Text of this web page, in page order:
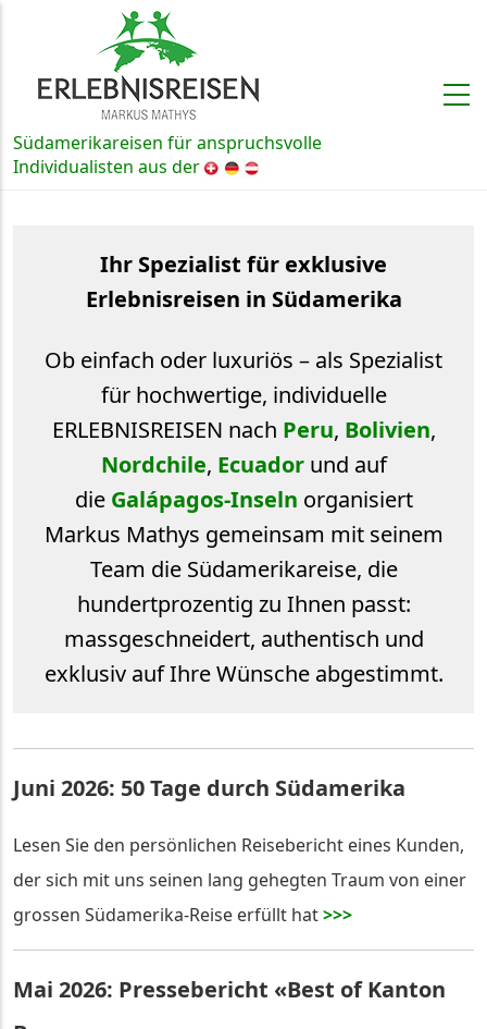
Direkt zum Inhalt
Südamerikareisen für anspruchsvolle
Individualisten aus derSchweiz, Deutschland und
Ihr Spezialist für exklusive
Erlebnisreisen in Südamerika
Ob einfach oder luxuriös – als Spezialist
für hochwertige, individuelle
ERLEBNISREISEN nach Peru, Bolivien,
Nordchile, Ecuadorund auf
die Galápagos-Inseln organisiert
Markus Mathys gemeinsam mit seinem
Team die Südamerikareise, die
hundertprozentig zu Ihnen passt:
massgeschneidert, authentisch und
exklusiv auf Ihre Wünsche abgestimmt.
Juni 2026: 50 Tage durch Südamerika
Lesen Sie den persönlichen Reisebericht eines Kunden,
der sich mit uns seinen lang gehegten Traum von einer
grossen Südamerika-Reise erfüllt hat>>>
Mai 2026: Pressebericht «Best of Kanton